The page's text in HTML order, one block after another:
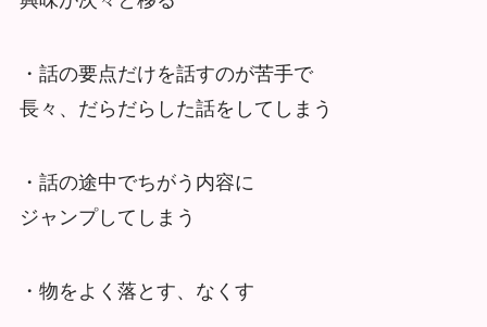
・話の要点だけを話すのが苦手で
長々、だらだらした話をしてしまう
・話の途中でちがう内容に
ジャンプしてしまう
・物をよく落とす、なくす